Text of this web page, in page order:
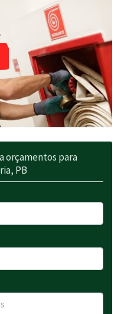
orçamentos para
PB